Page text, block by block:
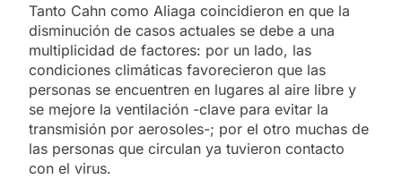
Tanto Cahn como Aliaga coincidieron en que la
disminución de casos actuales se debe a una
multiplicidad de factores: por un lado, las
condiciones climáticas favorecieron que las
personas se encuentren en lugares al aire libre y
se mejore la ventilación -clave para evitar la
transmisión por aerosoles-; por el otro muchas de
las personas que circulan ya tuvieron contacto
con el virus.